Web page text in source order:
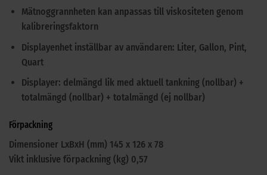
Mätnoggrannheten kan anpassas till viskositeten genom
kalibreringsfaktorn
Displayenhet inställbar av användaren: Liter, Gallon, Pint,
Quart
Displayer: delmängd lik med aktuell tankning (nollbar) +
totalmängd (nollbar) + totalmängd (ej nollbar)
Förpackning
Dimensioner LxBxH (mm) 145 x 126 x 78
Vikt inklusive förpackning ( kg) 0,57